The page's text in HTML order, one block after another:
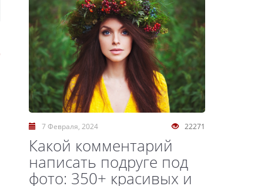
22271
7 Февраля, 2024
Какой комментарий
написать подруге под
фото: 350+ красивых и